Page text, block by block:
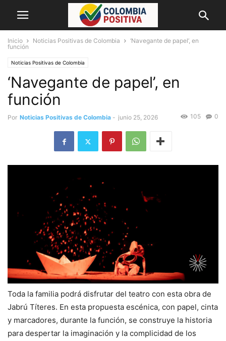
Inicio Noticias Positivas de Colombia
‘Navegante de papel’, en
función
Noticias Positivas de Colombia
‘Navegante de papel’, en
función
Por Noticias Positivas de Colombia - junio 25, 2026 0
105
Toda la familia podrá disfrutar del teatro con esta obra de
Jabrú Títeres. En esta propuesta escénica, con papel, cinta
y marcadores, durante la función, se construye la historia
para despertar la imaginación y la complicidad de los